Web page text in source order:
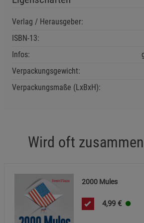
Verlag / Herausgeber:
ISBN-13:
Infos:
Verpackungsgewicht:
Verpackungsmaße (LxBxH):
Wird oft
2000 Mules
4,99 €
Cookie-Informationen
Funktionale Cookies (1)